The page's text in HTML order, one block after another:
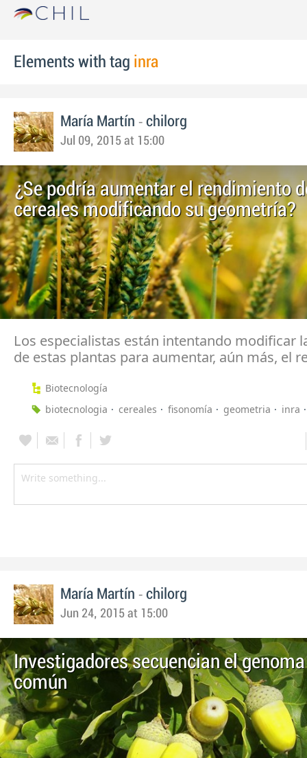
Elements with tag inra
María Martín - chilorg
Jul 09, 2015 at 15:00
¿Se podría aumentar el rendimiento
cereales modificando su geometría?
Los especialistas están intentando modificar
de estas plantas para aumentar, aún más, el
Biotecnología
biotecnologia
cereales fisonomía geometria inra
María Martín - chilorg
Jun 24, 2015 at 15:00
Investigadores secuencian el
común